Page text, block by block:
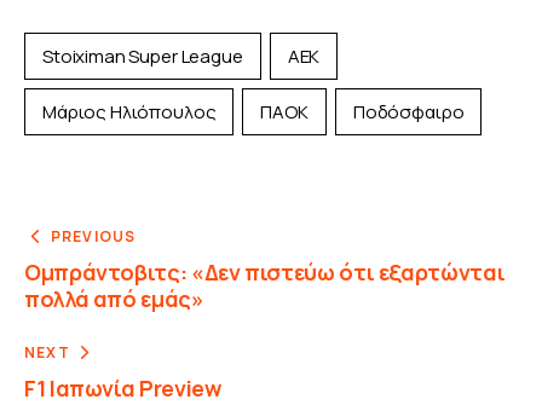
Stoiximan Super League ΑΕΚ
Μάριος Ηλιόπουλος ΠΑΟΚ Ποδόσφαιρο
PREVIOUS
Ομπράντοβιτς: «Δεν πιστεύω ότι εξαρτώνται
πολλά από εμάς»
NEXT
F1 Ιαπωνία Preview